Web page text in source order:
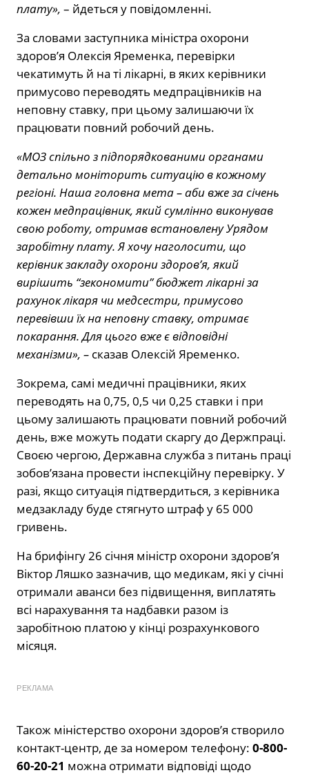
плату», – йдеться у повідомленні.
За словами заступника міністра охорони
здоров’я Олексія Яременка, перевірки
чекатимуть й на ті лікарні, в яких керівники
примусово переводять медпрацівників на
неповну ставку, при цьому залишаючи їх
працювати повний робочий день.
«МОЗ спільно з підпорядкованими органами
детально моніторить ситуацію в кожному
регіоні. Наша головна мета – аби вже за січень
кожен медпрацівник, який сумлінно виконував
свою роботу, отримав встановлену Урядом
заробітну плату. Я хочу наголосити, що
керівник закладу охорони здоров’я, який
вирішить “зекономити” бюджет лікарні за
рахунок лікаря чи медсестри, примусово
перевівши їх на неповну ставку, отримає
покарання. Для цього вже є відповідні
механізми», – сказав Олексій Яременко.
Зокрема, самі медичні працівники, яких
переводять на 0,75, 0,5 чи 0,25 ставки і при
цьому залишають працювати повний робочий
день, вже можуть подати скаргу до Держпраці.
Своєю чергою, Державна служба з питань праці
зобов’язана провести інспекційну перевірку. У
разі, якщо ситуація підтвердиться, з керівника
медзакладу буде стягнуто штраф у 65 000
гривень.
На брифінгу 26 січня міністр охорони здоров’я
Віктор Ляшко зазначив, що медикам, які у січні
отримали аванси без підвищення, виплатять
всі нарахування та надбавки разом із
заробітною платою у кінці розрахункового
місяця.
РЕКЛАМА
Також міністерство охорони здоров’я створило
контакт-центр, де за номером телефону: 0-800-
60-20-21 можна отримати відповіді щодо